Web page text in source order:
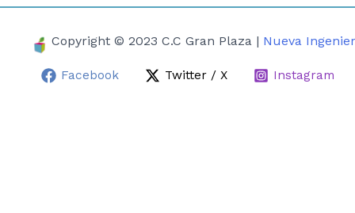
Copyright © 2023 C.C Gran Plaza | Nueva
Facebook Twitter / X Instagram